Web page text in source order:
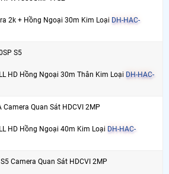
2k + Hồng Ngoại 30m Kim Loại DH-HAC-
S5
HD Hồng Ngoại 30m Thân Kim Loại DH-HAC-
Camera Quan Sát HDCVI 2MP
HD Hồng Ngoại 40m Kim Loại DH-HAC-
Camera Quan Sát HDCVI 2MP